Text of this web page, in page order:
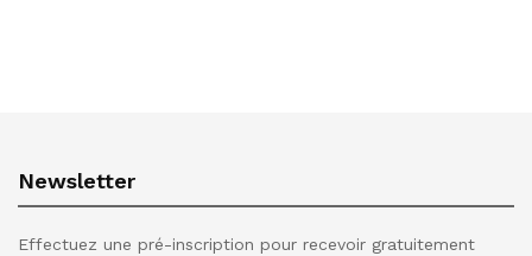
Newsletter
Effectuez une pré-inscription pour recevoir gratuitement